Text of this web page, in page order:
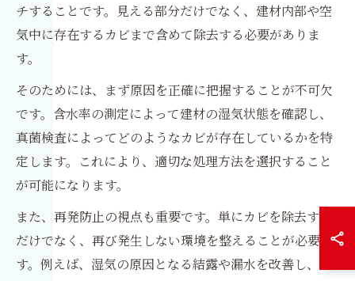
チすることです。見える部分だけでなく、建材内部や空
気中に存在するカビまで含めて除去する必要がありま
す。
そのためには、まず原因を正確に把握することが不可欠
です。含水率の測定によって建材の湿気状態を確認し、
真菌検査によってどのようなカビが存在しているかを特
定します。これにより、適切な処理方法を選択すること
が可能になります。
また、再発防止の視点も重要です。単にカビを除去する
だけでなく、再び発生しない環境を整えることが必要で
す。例えば、湿気の原因となる結露や漏水を改善し、換